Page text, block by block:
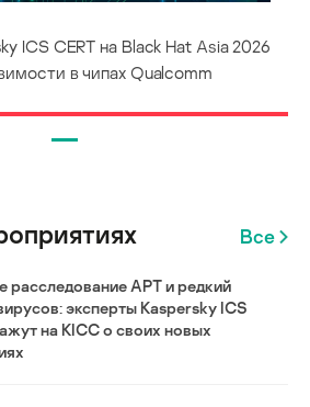
ICS CERT на Black Hat Asia 2026
в чипах Qualcomm
Все
расследование АРТ и редкий
эксперты Kaspersky ICS
на KICC о своих новых